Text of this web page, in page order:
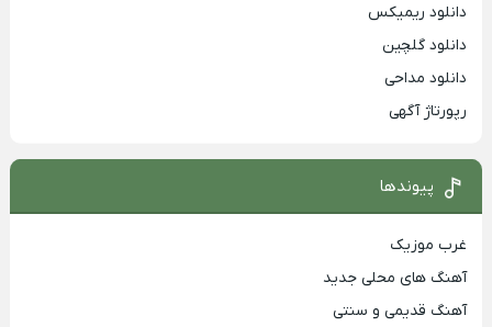
دانلود ریمیکس
دانلود گلچین
دانلود مداحی
رپورتاژ آگهی
پیوندها
غرب موزیک
آهنگ های محلی جدید
آهنگ قدیمی و سنتی